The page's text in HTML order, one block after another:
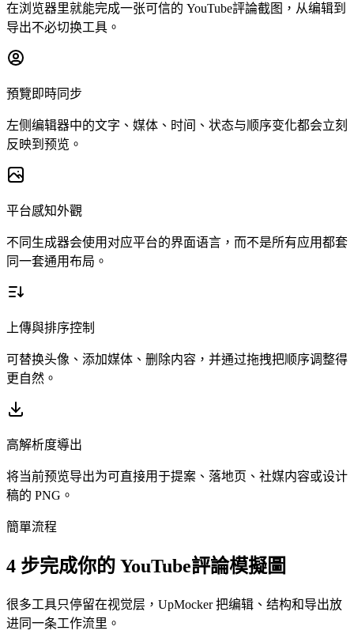
在浏览器里就能完成一张可信的 YouTube評論截图，从编辑到
导出不必切换工具。
預覽即時同步
左侧编辑器中的文字、媒体、时间、状态与顺序变化都会立刻
反映到预览。
平台感知外觀
不同生成器会使用对应平台的界面语言，而不是所有应用都套
同一套通用布局。
上傳與排序控制
可替换头像、添加媒体、删除内容，并通过拖拽把顺序调整得
更自然。
高解析度導出
将当前预览导出为可直接用于提案、落地页、社媒内容或设计
稿的 PNG。
簡單流程
4 步完成你的 YouTube評論模擬圖
很多工具只停留在视觉层，UpMocker 把编辑、结构和导出放
进同一条工作流里。